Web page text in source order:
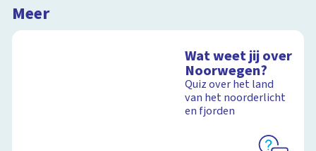
Meer
Wat weet jij over
Noorwegen?
Quiz over het land
van het noorderlicht
en fjorden